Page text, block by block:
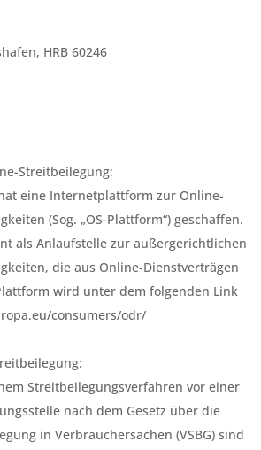
HRB 60246
Streitbeilegung:
eine Internetplattform zur Online-
(Sog. „OS-Plattform“) geschaffen.
als Anlaufstelle zur außergerichtlichen
die aus Online-Dienstverträgen
wird unter dem folgenden Link
consumers/odr/
Streitbeilegungsverfahren vor einer
nach dem Gesetz über die
in Verbrauchersachen (VSBG) sind